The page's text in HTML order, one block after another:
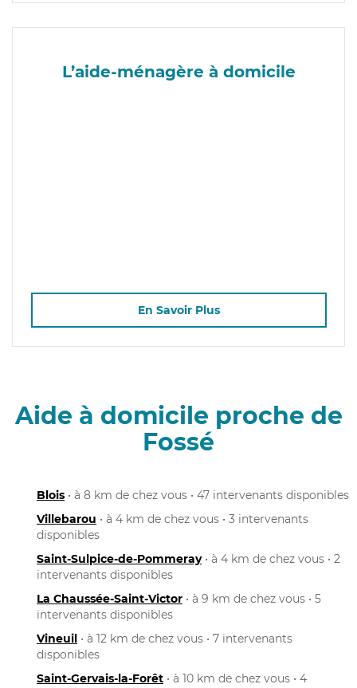
L’aide-ménagère à domicile
En Savoir Plus
Aide à domicile proche de
Fossé
Blois • à 8 km de chez vous • 47 intervenants disponibles
Villebarou • à 4 km de chez vous • 3 intervenants
disponibles
Saint-Sulpice-de-Pommeray• à 4 km de chez vous • 2
intervenants disponibles
La Chaussée-Saint-Victor • à 9 km de chez vous • 5
intervenants disponibles
Vineuil • à 12 km de chez vous • 7 intervenants
disponibles
Saint-Gervais-la-Forêt • à 10 km de chez vous • 4